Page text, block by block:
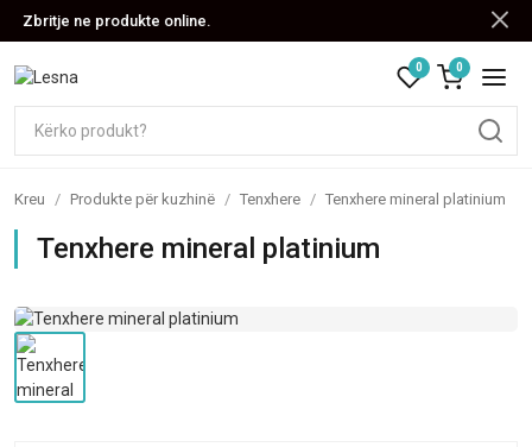
Zbritje ne produkte online.
0 0
Kreu / Produkte për kuzhinë / Tenxhere / Tenxhere mineral platinium
Tenxhere mineral platinium